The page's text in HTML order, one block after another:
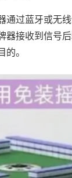
通过蓝牙或无
接收到信号
。